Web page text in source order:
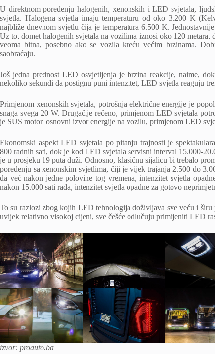
U direktnom poređenju halogenih, xenonskih i LED svjetala,
svjetla. Halogena svjetla imaju temperaturu od oko 3.200 K
najbliže dnevnom svjetlu čija je temperatura 6.500 K.
Uz to, domet halogenih svjetala na vozilima iznosi oko 120
veoma bitna, posebno ako se vozila kreću većim brzinama.
saobraćaju.
Još jedna prednost LED osvjetljenja je brzina reakcije, naime,
nekoliko sekundi da postignu puni intenzitet, LED svjetla reaguju
Primjenom xenonskih svjetala, potrošnja električne energije je
snaga svega 20 W. Drugačije rečeno, primjenom LED svjetala
je SUS motor, osnovni izvor energije na vozilu, primjenom LED
Ekonomski aspekt LED svjetala po pitanju trajnosti je
800 radnih sati, dok je kod LED svjetala servisni interval 15.000-
je u prosjeku 19 puta duži. Odnosno, klasičnu sijalicu bi trebalo
poređenju sa xenonskim svjetlima, čiji je vijek trajanja 2.500 do
da već nakon jedne polovine tog vremena, intenzitet svjetla
nakon 15.000 sati rada, intenzitet svjetla opadne za gotovo
To su razlozi zbog kojih LED tehnologija doživljava sve veću i
uvijek relativno visokoj cijeni, sve češće odlučuju primijeniti LED
izvor: proauto.ba